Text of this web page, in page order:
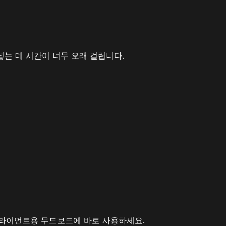
데 시간이 너무 오래 걸립니다.
언트용 무드보드에 바로 사용하세요.